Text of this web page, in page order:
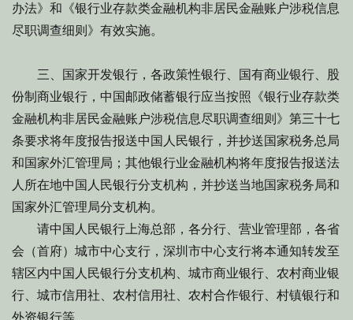
办法》和《银行业存款类金融机构非居民金融账户涉税信息
尽职调查细则》有效实施。
三、国家开发银行，各政策性银行、国有商业银行、股
份制商业银行，中国邮政储蓄银行应当按照《银行业存款类
金融机构非居民金融账户涉税信息尽职调查细则》第三十七
条要求将年度报告报送中国人民银行，并抄送国家税务总局
和国家外汇管理局；其他银行业金融机构将年度报告报送法
人所在地中国人民银行分支机构，并抄送当地国家税务局和
国家外汇管理局分支机构。
请中国人民银行上海总部，各分行、营业管理部，各省
会（首府）城市中心支行，深圳市中心支行将本通知转发至
辖区内中国人民银行分支机构、城市商业银行、农村商业银
行、城市信用社、农村信用社、农村合作银行、村镇银行和